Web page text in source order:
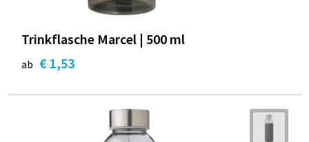
Trinkflasche Marcel | 500 ml
ab € 1,53